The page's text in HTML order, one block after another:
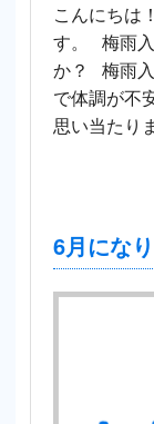
こんにちは
す。 梅雨
か？ 梅雨
で体調が不
思い当た
6月にな